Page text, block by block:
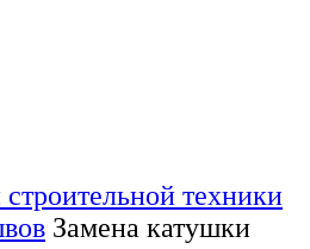
техники
Замена катушки